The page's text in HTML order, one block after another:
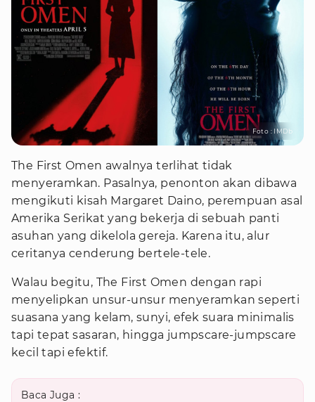
Foto : IMDb
The First Omen awalnya terlihat tidak
menyeramkan. Pasalnya, penonton akan dibawa
mengikuti kisah Margaret Daino, perempuan asal
Amerika Serikat yang bekerja di sebuah panti
asuhan yang dikelola gereja. Karena itu, alur
ceritanya cenderung bertele-tele.
Walau begitu, The First Omen dengan rapi
menyelipkan unsur-unsur menyeramkan seperti
suasana yang kelam, sunyi, efek suara minimalis
tapi tepat sasaran, hingga jumpscare-jumpscare
kecil tapi efektif.
Baca Juga :